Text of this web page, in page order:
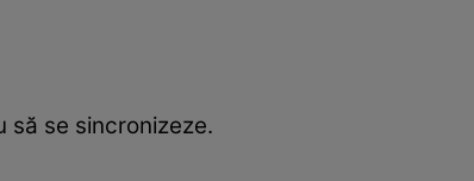
să se sincronizeze.